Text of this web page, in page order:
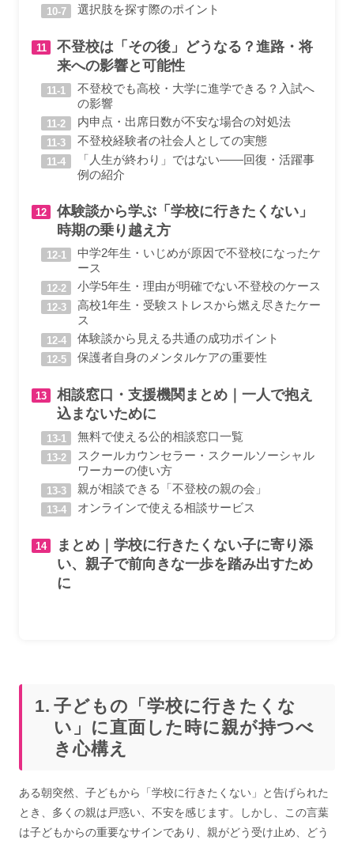
選択肢を探す際のポイント
不登校は「その後」どうなる？進路・将
来への影響と可能性
不登校でも高校・大学に進学できる？入試へ
の影響
内申点・出席日数が不安な場合の対処法
不登校経験者の社会人としての実態
「人生が終わり」ではない——回復・活躍事
例の紹介
体験談から学ぶ「学校に行きたくない」
時期の乗り越え方
中学2年生・いじめが原因で不登校になったケ
ース
小学5年生・理由が明確でない不登校のケース
高校1年生・受験ストレスから燃え尽きたケー
ス
体験談から見える共通の成功ポイント
保護者自身のメンタルケアの重要性
相談窓口・支援機関まとめ｜一人で抱え
込まないために
無料で使える公的相談窓口一覧
スクールカウンセラー・スクールソーシャル
ワーカーの使い方
親が相談できる「不登校の親の会」
オンラインで使える相談サービス
まとめ｜学校に行きたくない子に寄り添
い、親子で前向きな一歩を踏み出すため
に
子どもの「学校に行きたくな
い」に直面した時に親が持つべ
き心構え
ある朝突然、子どもから「学校に行きたくない」と告げられた
とき、多くの親は戸惑い、不安を感じます。しかし、この言葉
は子どもからの重要なサインであり、親がどう受け止め、どう